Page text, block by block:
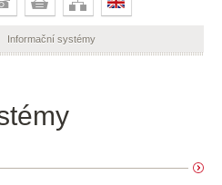
Informační systémy